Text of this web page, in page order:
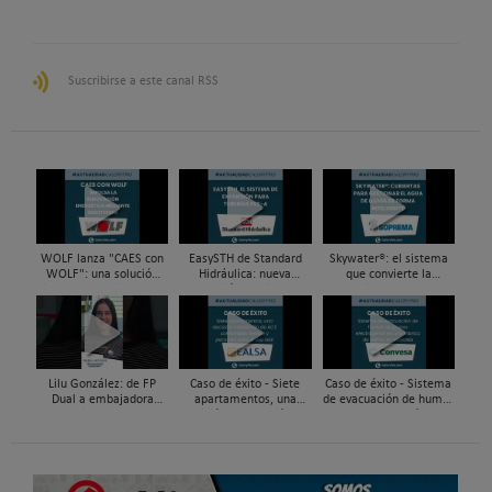
Suscribirse a este canal RSS
WOLF lanza "CAES con
WOLF": una solución
la renovación energética
mediante...
EasySTH de Standard
Hidráulica: nueva
de expansión para
tuberías PEX
Skywater®: el sistema
que convierte la
infraestructura activa de
gestión del agua...
Lilu González: de FP
Dual a embajadora
Caso de éxito - Siete
apartamentos, una
Caso de éxito - Sistema
de evacuación de humos